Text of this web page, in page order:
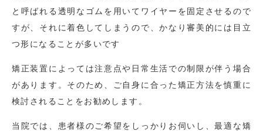
と呼ばれる透明なゴムを用いてワイヤーを固定させるので
すが、それに着色してしまうので、かなり審美的には目立
つ形になることが多いです
矯正装置によっては注意点や日常生活での制限が伴う場合
があります。そのため、ご自身に合った矯正方法を慎重に
検討されることをお勧めします。
当院では、患者様のご希望をしっかりお伺いし、最適な矯